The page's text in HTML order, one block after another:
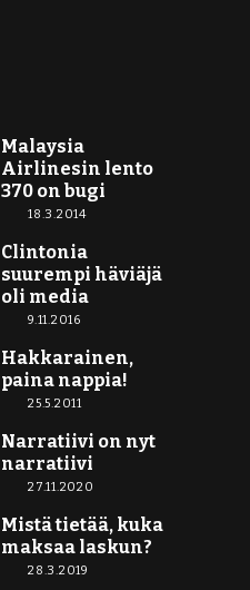
Malaysia
Airlinesin lento
370 on bugi
18.3.2014
Clintonia
suurempi häviäjä
oli media
9.11.2016
Hakkarainen,
paina nappia!
25.5.2011
Narratiivi on nyt
narratiivi
27.11.2020
Mistä tietää, kuka
maksaa laskun?
28.3.2019